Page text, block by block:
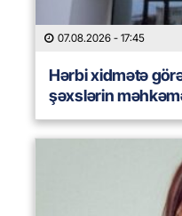
07.08.2026 - 17:45
Hərbi xidmətə
şəxslərin